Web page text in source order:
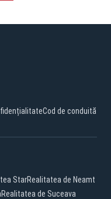
Cod de conduită
StarRealitatea de Neamt
Realitatea de Suceava